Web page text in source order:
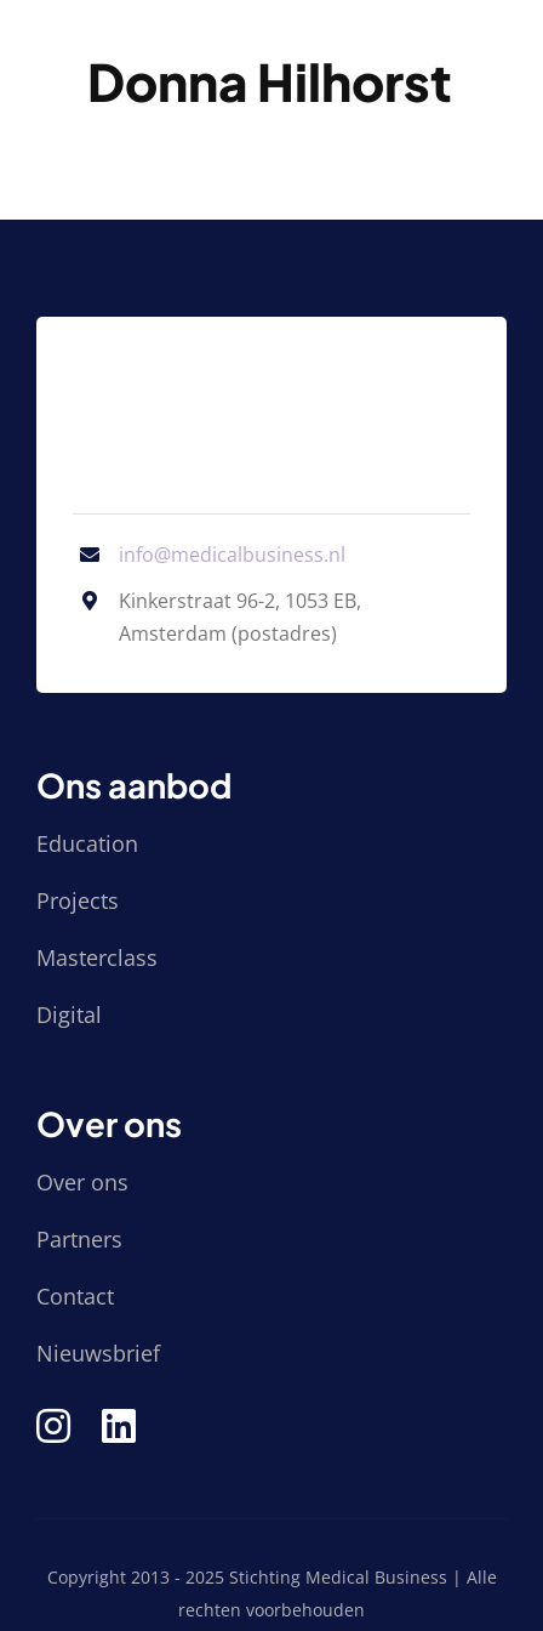
Donna Hilhorst
info@medicalbusiness.nl
Kinkerstraat 96-2, 1053 EB,
Amsterdam (postadres)
Ons aanbod
Education
Projects
Masterclass
Digital
Over ons
Over ons
Partners
Contact
Nieuwsbrief
Copyright 2013 - 2025 Stichting Medical Business | Alle
rechten voorbehouden